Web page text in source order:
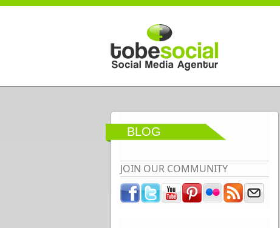
Direkt zum Inhalt
BLOG
JOIN OUR COMMUNITY